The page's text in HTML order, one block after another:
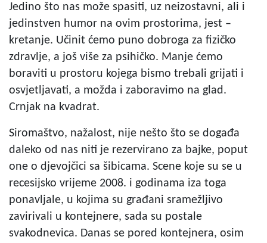
Jedino što nas može spasiti, uz neizostavni, ali i
jedinstven humor na ovim prostorima, jest –
kretanje. Učinit ćemo puno dobroga za fizičko
zdravlje, a još više za psihičko. Manje ćemo
boraviti u prostoru kojega bismo trebali grijati i
osvjetljavati, a možda i zaboravimo na glad.
Crnjak na kvadrat.
Siromaštvo, nažalost, nije nešto što se događa
daleko od nas niti je rezervirano za bajke, poput
one o djevojčici sa šibicama. Scene koje su se u
recesijsko vrijeme 2008. i godinama iza toga
ponavljale, u kojima su građani sramežljivo
zavirivali u kontejnere, sada su postale
svakodnevica. Danas se pored kontejnera, osim